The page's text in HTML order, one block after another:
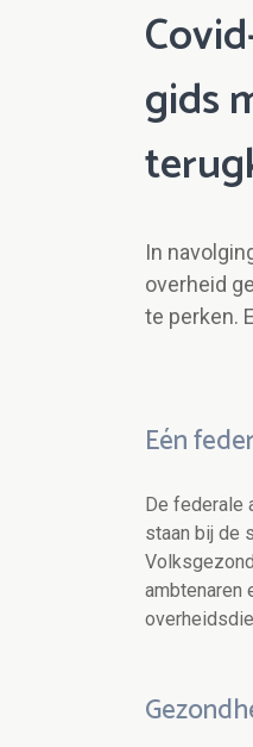
gids
In
overheid
te perken.
Eén
De federale
staan bij de
ambtenaren